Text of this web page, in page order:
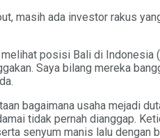
masih ada investor rakus
posisi Bali di Indonesia
Saya bilang mereka
bagaimana usaha mejadi
tidak pernah dianggap.
senyum manis lalu dengan